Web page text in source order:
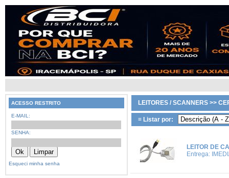
ACESSO RESTRITO
E-MAIL:
SENHA:
Esqueci minha senha
LEITORES / SCANNERS >>
≡ Listar por:
LEITOR DE
Entrega: